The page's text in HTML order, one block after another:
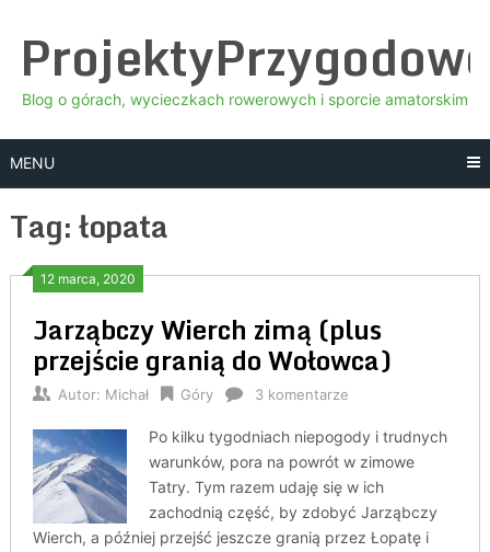
content
Blog o górach, wycieczkach rowerowych i sporcie amatorskim
MENU
Tag:łopata
12 marca, 2020
Jarząbczy Wierch zimą (plus
przejście granią do Wołowca)
Autor: Michał Góry 3 komentarze
Po kilku tygodniach niepogody i trudnych
warunków, pora na powrót w zimowe
Tatry. Tym razem udaję się w ich
zachodnią część, by zdobyć Jarząbczy
Wierch, a później przejść jeszcze granią przez Łopatę i